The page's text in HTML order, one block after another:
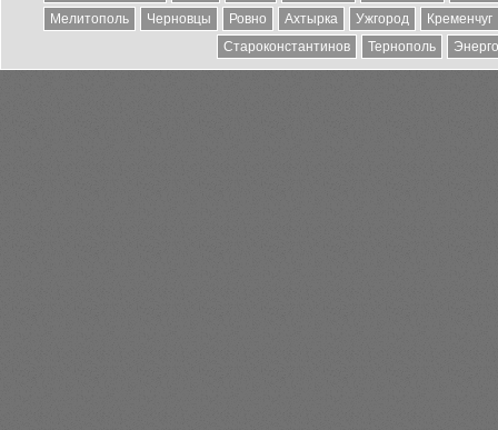
Мелитополь
Черновцы Ровно Ахтырка Ужгород
Кременчуг
Староконстантинов
Тернополь